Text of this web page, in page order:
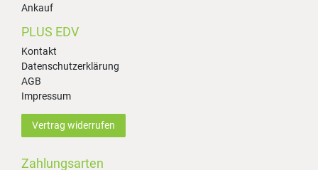
Ankauf
PLUS EDV
Kontakt
Datenschutzerklärung
AGB
Impressum
Vertrag widerrufen
Zahlungsarten